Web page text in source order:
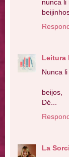
nunca li
Leitura
Nunca
beijos,
Dé...
La